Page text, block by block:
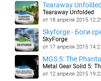
Tearaway
Tearaway Unfolded
от 18 апреля 2015
Skyforge - Боги
SkyForge
от 17 апреля 2015
MGS 5: The
Metal Gear Solid 5:
от 12 апреля 2015